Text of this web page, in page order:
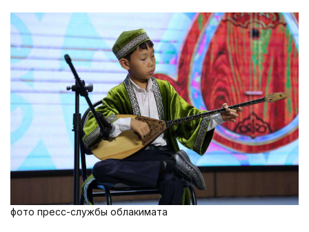
фото пресс-службы облакимата